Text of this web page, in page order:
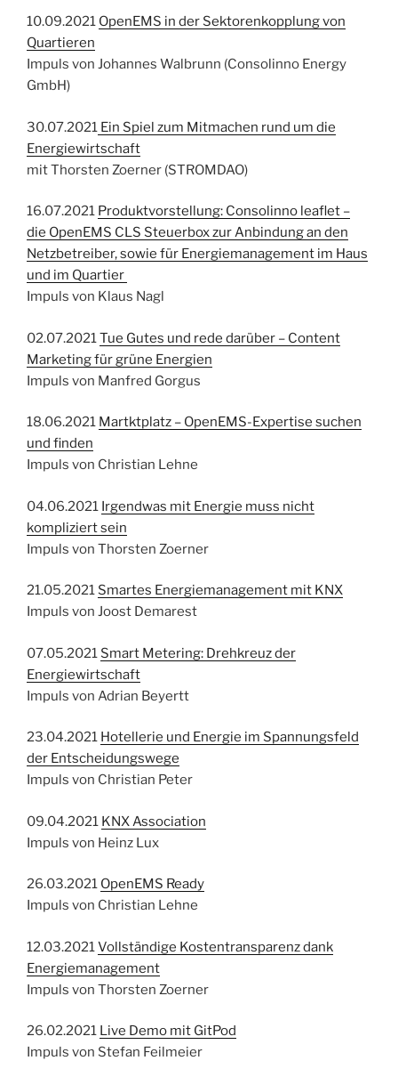
10.09.2021 OpenEMS in der Sektorenkopplung von
Quartieren
Impuls von Johannes Walbrunn (Consolinno Energy
GmbH)
30.07.2021 Ein Spiel zum Mitmachen rund um die
Energiewirtschaft
mit Thorsten Zoerner (STROMDAO)
16.07.2021 Produktvorstellung: Consolinno leaflet –
die OpenEMS CLS Steuerbox zur Anbindung an den
Netzbetreiber, sowie für Energiemanagement im Haus
und im Quartier
Impuls von Klaus Nagl
02.07.2021 Tue Gutes und rede darüber – Content
Marketing für grüne Energien
Impuls von Manfred Gorgus
18.06.2021 Martktplatz – OpenEMS-Expertise suchen
und finden
Impuls von Christian Lehne
04.06.2021 Irgendwas mit Energie muss nicht
kompliziert sein
Impuls von Thorsten Zoerner
21.05.2021 Smartes Energiemanagement mit KNX
Impuls von Joost Demarest
07.05.2021 Smart Metering: Drehkreuz der
Energiewirtschaft
Impuls von Adrian Beyertt
23.04.2021 Hotellerie und Energie im Spannungsfeld
der Entscheidungswege
Impuls von Christian Peter
09.04.2021 KNX Association
Impuls von Heinz Lux
26.03.2021 OpenEMS Ready
Impuls von Christian Lehne
12.03.2021 Vollständige Kostentransparenz dank
Energiemanagement
Impuls von Thorsten Zoerner
26.02.2021 Live Demo mit GitPod
Impuls von Stefan Feilmeier